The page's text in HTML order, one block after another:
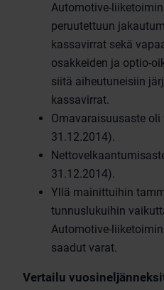
Automotive-
peruutettuun
kassavirrat sekä
osakkeiden ja optio-
siitä aiheutuneisiin
kassavirrat.
Omavaraisuusaste oli
31.12.2014).
31.12.2014).
Yllä mainittuihin
tunnuslukuihin
Automotive-
saadut varat.
Vertailu